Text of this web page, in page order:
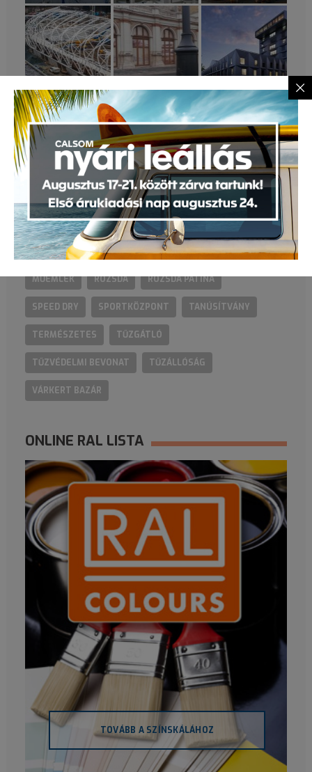
CÍMKEFELHŐ
ACÉLSZERKEZET AGROPUR BEVONATRENDSZER
CALSOM COLOR ELŐÍRÁS
GYORSAN SZÁRADÓ TŰZGÁTLÓ GYŐRI ARÉNA
HÍDSZERKEZET KÖRNYEZETVÉDELMI DÍJ
MŰEMLÉK ROZSDA ROZSDA PATINA
SPEED DRY SPORTKÖZPONT TANÚSÍTVÁNY
TERMÉSZETES TŰZGÁTLÓ
TŰZVÉDELMI BEVONAT TŰZÁLLÓSÁG
VÁRKERT BAZÁR
ONLINE RAL LISTA
TOVÁBB A SZÍNSKÁLÁHOZ